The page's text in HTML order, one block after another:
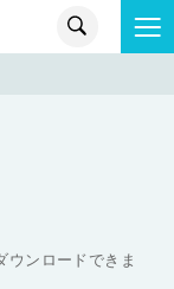
ンロードできま